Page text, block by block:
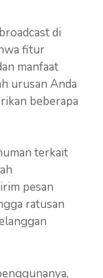
di
fitur
manfaat
urusan Anda
beberapa
terkait
pesan
ratusan